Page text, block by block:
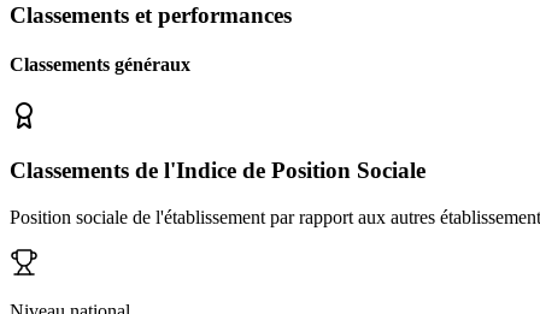
Classements et performances
Classements généraux
Classements de l'Indice de Position Sociale
Position sociale de l'établissement par rapport aux autres